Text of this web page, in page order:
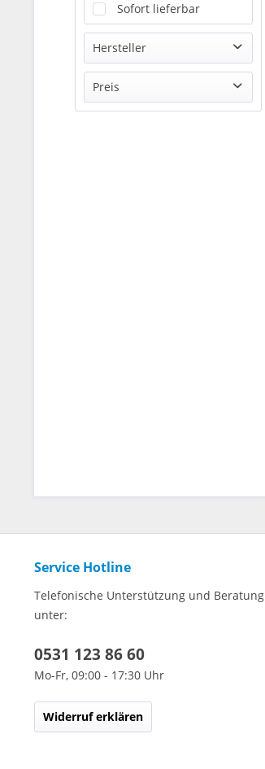
Sofort lieferbar
Hersteller
CIT
Offizieller Distributor
Preis
Service Hotline
Telefonische Unterstützung und Beratung
unter:
0531 123 86 60
Mo-Fr, 09:00 - 17:30 Uhr
Widerruf erklären